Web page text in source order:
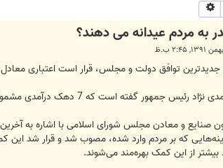
جستجو
مردم عیدانه می دهند؟
است اعتباری معادل 5200 میلیارد تومان (از محل صندوق توسعه ملی) به مردم به عنوان کمک اقتصادی شب عید اختصاص یابد.
است که 7 دهک درآمدی مشمول کمک جبرانی شب عید خواهند بود.